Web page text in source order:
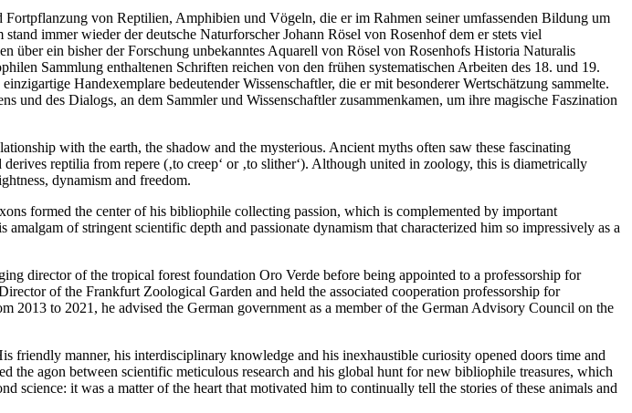
von Reptilien, Amphibien und Vögeln, die er im Rahmen seiner umfassenden Bildung um
immer wieder der deutsche Naturforscher Johann Rösel von Rosenhof dem er stets viel
ein bisher der Forschung unbekanntes Aquarell von Rösel von Rosenhofs Historia Naturalis
Sammlung enthaltenen Schriften reichen von den frühen systematischen Arbeiten des 18. und 19.
Handexemplare bedeutender Wissenschaftler, die er mit besonderer Wertschätzung sammelte.
des Dialogs, an dem Sammler und Wissenschaftler zusammenkamen, um ihre magische Faszination
with the earth, the shadow and the mysterious. Ancient myths often saw these fascinating
reptilia from repere (‚to creep‘ or ‚to slither‘). Although united in zoology, this is diametrically
dynamism and freedom.
formed the center of his bibliophile collecting passion, which is complemented by important
of stringent scientific depth and passionate dynamism that characterized him so impressively as a
director of the tropical forest foundation Oro Verde before being appointed to a professorship for
of the Frankfurt Zoological Garden and held the associated cooperation professorship for
to 2021, he advised the German government as a member of the German Advisory Council on the
manner, his interdisciplinary knowledge and his inexhaustible curiosity opened doors time and
agon between scientific meticulous research and his global hunt for new bibliophile treasures, which
it was a matter of the heart that motivated him to continually tell the stories of these animals and